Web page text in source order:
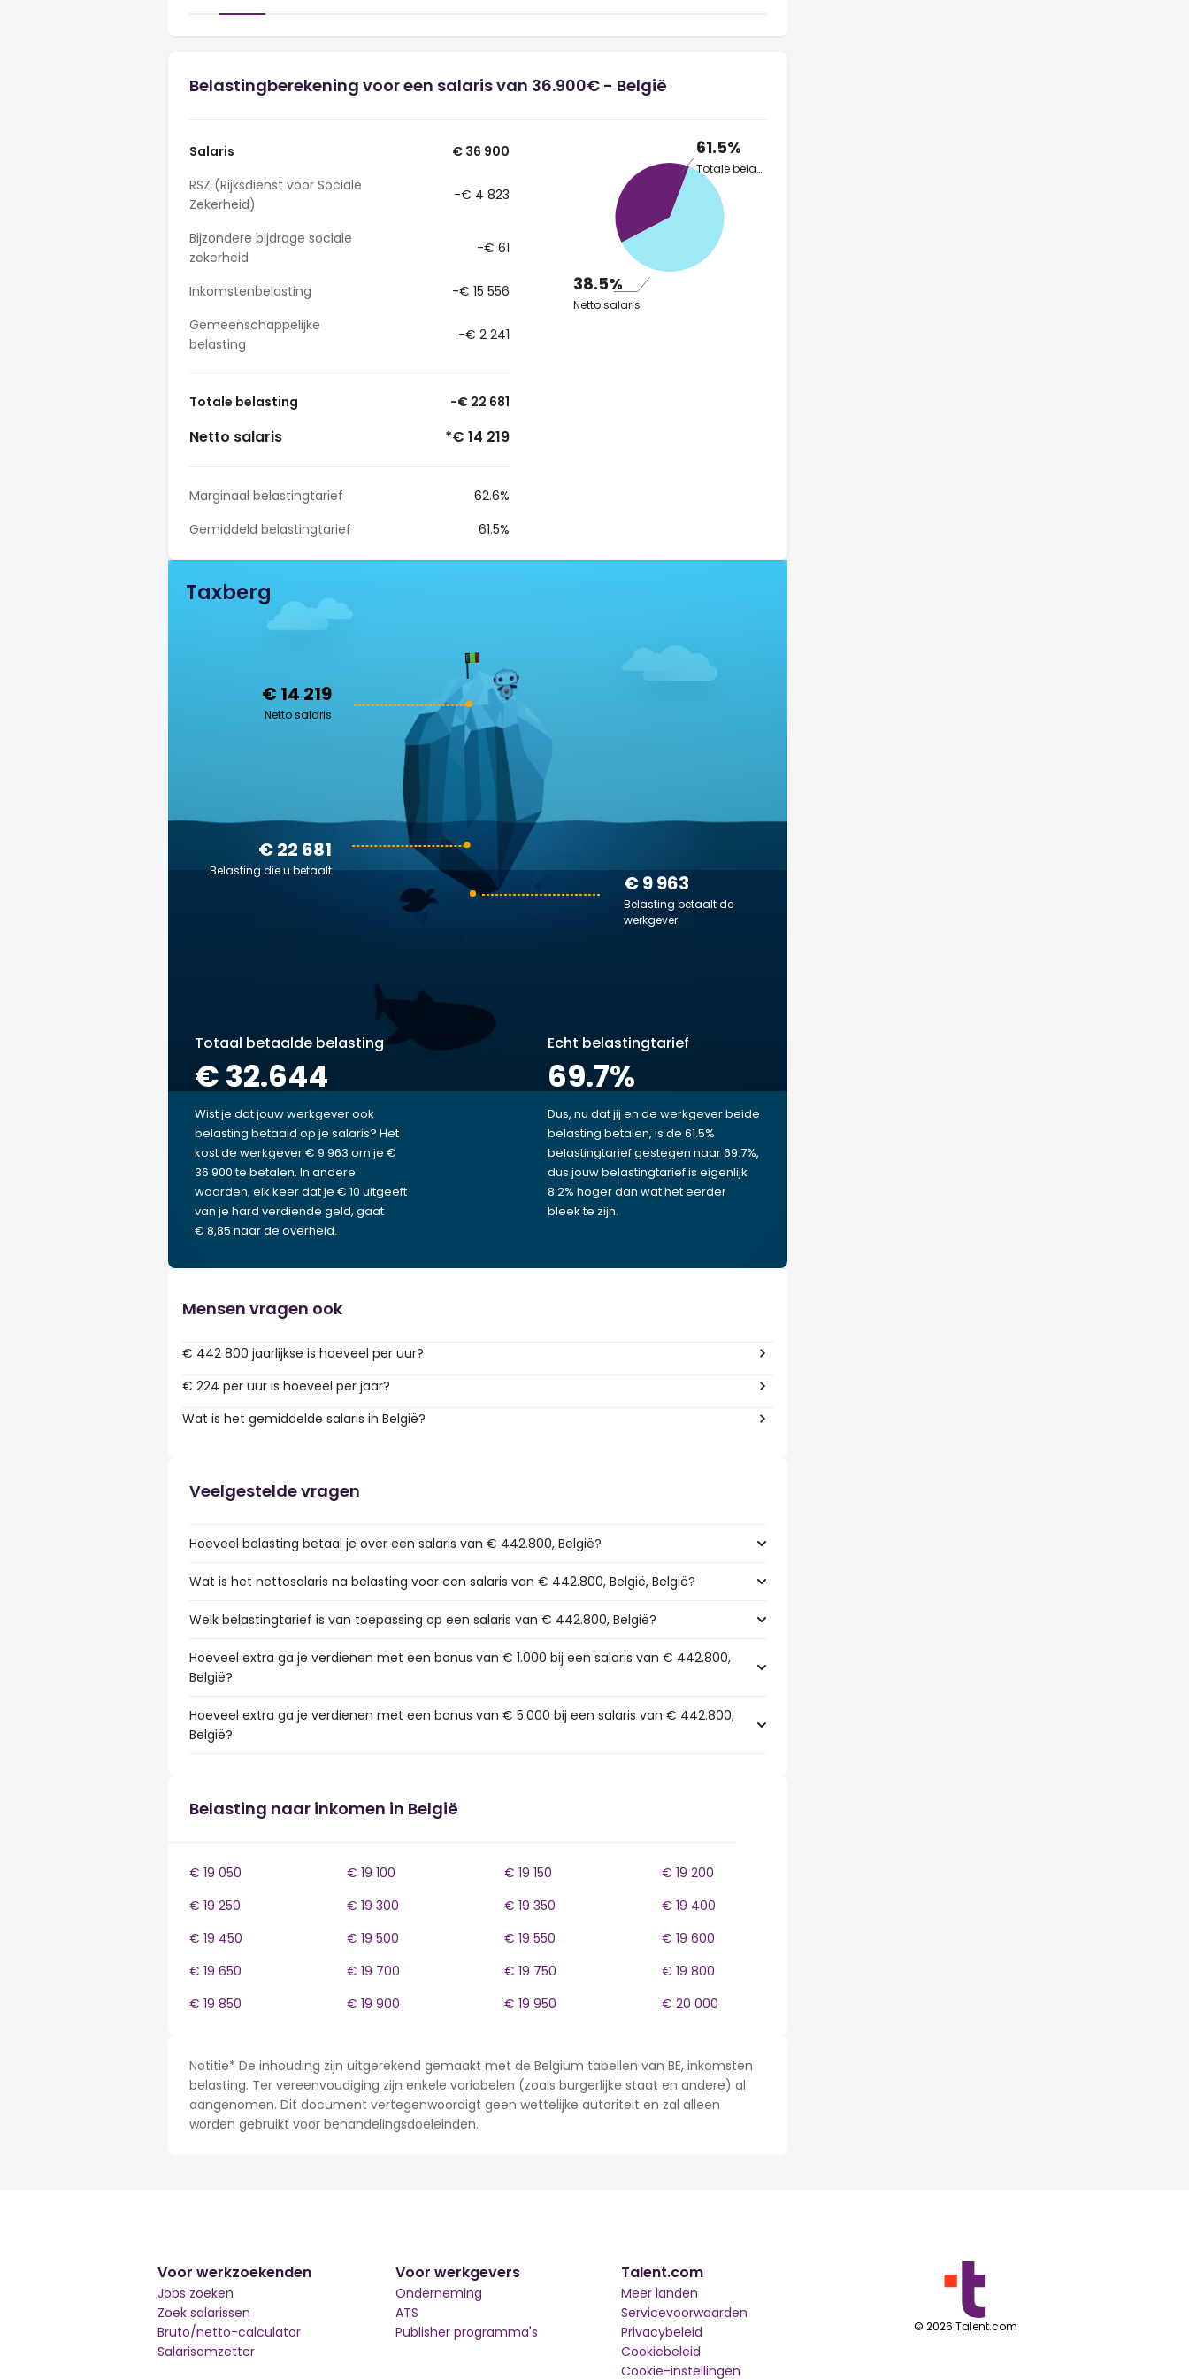
Belastingberekening voor een salaris van 36.900€ - België
Salaris
€ 36 900
RSZ (Rijksdienst voor Sociale
Zekerheid)
-€ 4 823
Bijzondere bijdrage sociale
zekerheid
-€ 61
Inkomstenbelasting
-€ 15 556
Gemeenschappelijke
belasting
-€ 2 241
Totale belasting -€ 22 681
Netto salaris *€ 14 219
Marginaal belastingtarief
62.6%
Gemiddeld belastingtarief
61.5%
61.5%
Totale belasting
38.5%
Netto salaris
Taxberg
€ 14 219
Netto salaris
€ 9 963
Belasting betaalt de
werkgever
€ 22 681
Belasting die u betaalt
Totaal betaalde belasting
€ 32.644
Wist je dat jouw werkgever ook
belasting betaald op je salaris? Het
kost de werkgever € 9 963 om je €
36 900 te betalen. In andere
woorden, elk keer dat je € 10 uitgeeft
van je hard verdiende geld, gaat
€ 8,85 naar de overheid.
Echt belastingtarief
69.7%
Dus, nu dat jij en de werkgever beide
belasting betalen, is de 61.5%
belastingtarief gestegen naar 69.7%,
dus jouw belastingtarief is eigenlijk
8.2% hoger dan wat het eerder
bleek te zijn.
Mensen vragen ook
€ 442 800 jaarlijkse is hoeveel per uur?
€ 224 per uur is hoeveel per jaar?
Wat is het gemiddelde salaris in België?
Veelgestelde vragen
Hoeveel belasting betaal je over een salaris van € 442.800, België?
Wat is het nettosalaris na belasting voor een salaris van € 442.800, België, België?
Welk belastingtarief is van toepassing op een salaris van € 442.800, België?
Hoeveel extra ga je verdienen met een bonus van € 1.000 bij een salaris van € 442.800,
België?
Hoeveel extra ga je verdienen met een bonus van € 5.000 bij een salaris van € 442.800,
België?
Belasting naar inkomen in België
€ 19 050 € 19 100 € 19 150
€ 19 200
€ 19 250
€ 19 300 € 19 350
€ 19 400
€ 19 450
€ 19 500 € 19 550
€ 19 600
€ 19 650
€ 19 700 € 19 750
€ 19 800
€ 19 850
€ 19 900 € 19 950 € 20 000
Notitie* De inhouding zijn uitgerekend gemaakt met de Belgium tabellen van BE, inkomsten
belasting. Ter vereenvoudiging zijn enkele variabelen (zoals burgerlijke staat en andere) al
aangenomen. Dit document vertegenwoordigt geen wettelijke autoriteit en zal alleen
worden gebruikt voor behandelingsdoeleinden.
Voor werkzoekenden
Jobs zoeken
Zoek salarissen
Bruto/netto-calculator
Salarisomzetter
Voor werkgevers
Onderneming
ATS
Publisher programma's
Talent.com
Meer landen
Servicevoorwaarden
Privacybeleid
Cookiebeleid
Cookie-instellingen
© 2026 Talent.com